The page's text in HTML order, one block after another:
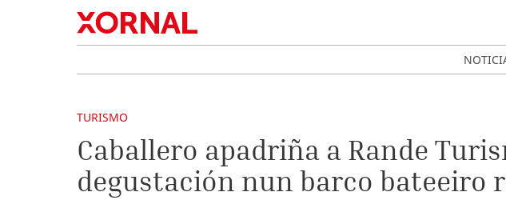
TURISMO
Caballero apadriña a Rande
degustación nun barco bateeiro